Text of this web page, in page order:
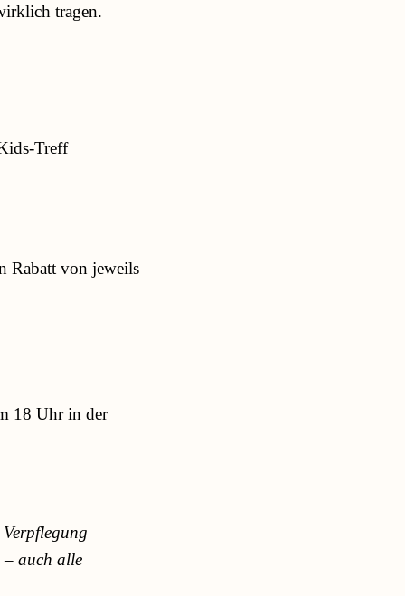
tragen.
Treff
Rabatt von jeweils
18 Uhr in der
– auch alle